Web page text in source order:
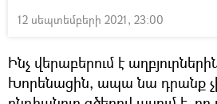
12 սեպտեմբերի 2021, 23:00
Ինչ վերաբերում է
Խորենացին, ապա նա դրանք